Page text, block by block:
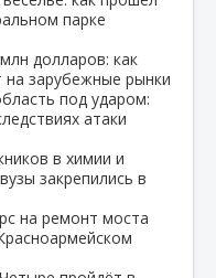
парке
долларов: как
на зарубежные рынки
под ударом:
атаки
в химии и
закрепились в
на ремонт моста